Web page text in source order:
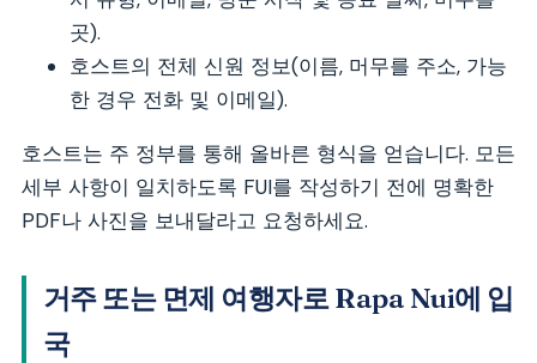
곳).
호스트의 전체 신원 정보(이름, 머무를 주소, 가능
한 경우 전화 및 이메일).
호스트는 주 정부를 통해 올바른 형식을 얻습니다. 모든
세부 사항이 일치하도록 FUI를 작성하기 전에 명확한
PDF나 사진을 보내달라고 요청하세요.
거주 또는 면제 여행자로 Rapa Nui에 입
국